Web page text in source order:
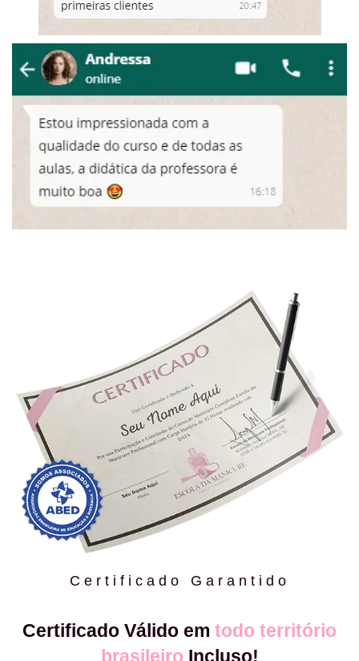
Certificado Garantido
Certificado Válido em todo território
brasileiro Incluso!